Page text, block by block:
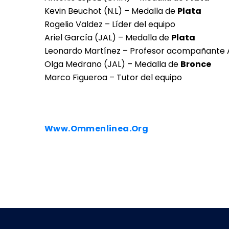
Kevin Beuchot (N.L) – Medalla de Plata
Rogelio Valdez – Líder del equipo
Ariel García (JAL) – Medalla de Plata
Leonardo Martínez – Profesor acompañante
Olga Medrano (JAL) – Medalla de Bronce
Marco Figueroa – Tutor del equipo
Www.ommenlinea.org